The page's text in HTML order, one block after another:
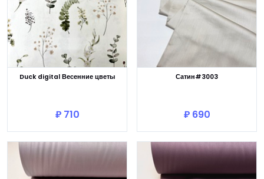
Duck digital Весенние цветы
₽ 710
Сатин#3003
₽ 690